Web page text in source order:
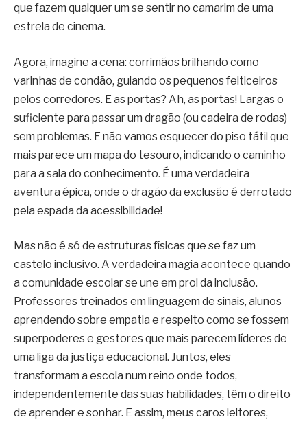
que fazem qualquer um se sentir no camarim de uma
estrela de cinema.
Agora, imagine a cena: corrimãos brilhando como
varinhas de condão, guiando os pequenos feiticeiros
pelos corredores. E as portas? Ah, as portas! Largas o
suficiente para passar um dragão (ou cadeira de rodas)
sem problemas. E não vamos esquecer do piso tátil que
mais parece um mapa do tesouro, indicando o caminho
para a sala do conhecimento. É uma verdadeira
aventura épica, onde o dragão da exclusão é derrotado
pela espada da acessibilidade!
Mas não é só de estruturas físicas que se faz um
castelo inclusivo. A verdadeira magia acontece quando
a comunidade escolar se une em prol da inclusão.
Professores treinados em linguagem de sinais, alunos
aprendendo sobre empatia e respeito como se fossem
superpoderes e gestores que mais parecem líderes de
uma liga da justiça educacional. Juntos, eles
transformam a escola num reino onde todos,
independentemente das suas habilidades, têm o direito
de aprender e sonhar. E assim, meus caros leitores,